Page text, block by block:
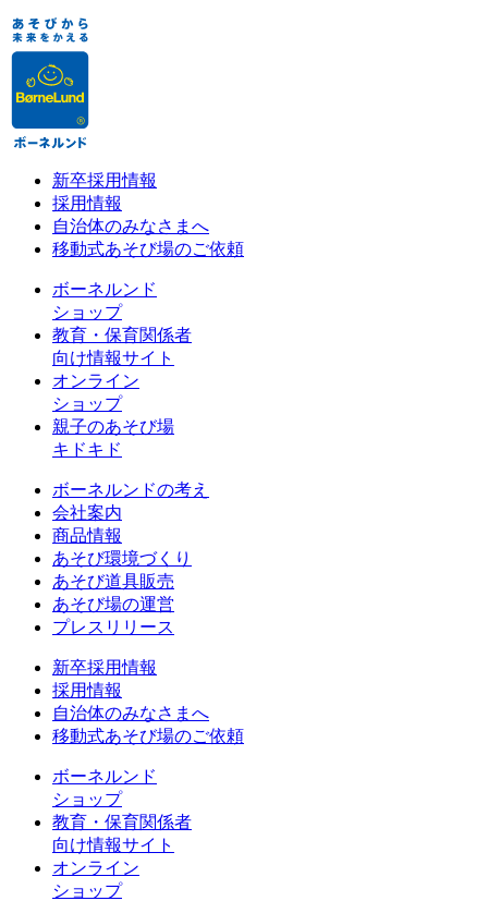
新卒採用情報
採用情報
自治体のみなさまへ
移動式あそび場のご依頼
ボーネルンド
ショップ
教育・保育関係者
向け情報サイト
オンライン
ショップ
親子のあそび場
キドキド
ボーネルンドの考え
会社案内
商品情報
あそび環境づくり
あそび道具販売
あそび場の運営
プレスリリース
新卒採用情報
採用情報
自治体のみなさまへ
移動式あそび場のご依頼
ボーネルンド
ショップ
教育・保育関係者
向け情報サイト
オンライン
ショップ